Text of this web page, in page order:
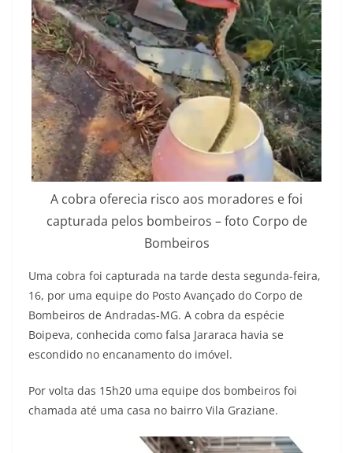
A cobra oferecia risco aos moradores e foi
capturada pelos bombeiros – foto Corpo de
Bombeiros
Uma cobra foi capturada na tarde desta segunda-feira,
16, por uma equipe do Posto Avançado do Corpo de
Bombeiros de Andradas-MG. A cobra da espécie
Boipeva, conhecida como falsa Jararaca havia se
escondido no encanamento do imóvel.
Por volta das 15h20 uma equipe dos bombeiros foi
chamada até uma casa no bairro Vila Graziane.